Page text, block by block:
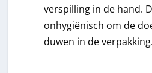
verspilling in de hand.
onhygiënisch om de
duwen in de verpakking.